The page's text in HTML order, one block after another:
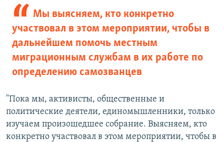
Мы выясняем, кто конкретно
участвовал в этом мероприятии, чтобы в
дальнейшем помочь местным
миграционным службам в их работе по
определению самозванцев
"Пока мы, активисты, общественные и
политические деятели, единомышленники, только
изучаем произошедшее собрание. Выясняем, кто
конкретно участвовал в этом мероприятии, чтобы в